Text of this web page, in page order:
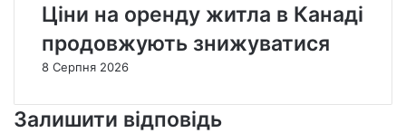
Ціни на оренду житла в Канаді
продовжують знижуватися
8 Серпня 2026
Залишити відповідь